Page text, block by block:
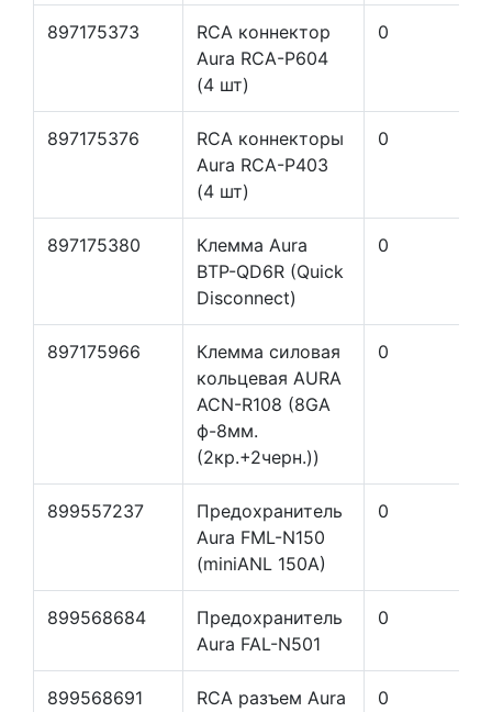
897175373
RCA коннектор
Aura RCA-P604
(4 шт)
0
897175376
RCA коннекторы
Aura RCA-P403
(4 шт)
0
897175380
Клемма Aura
BTP-QD6R (Quick
Disconnect)
0
897175966
Клемма силовая
кольцевая AURA
ACN-R108 (8GA
ф-8мм.
(2кр.+2черн.))
0
899557237
Предохранитель
Aura FML-N150
(miniANL 150A)
0
899568684
Предохранитель
Aura FAL-N501
0
899568691
RCA разъем Aura
0